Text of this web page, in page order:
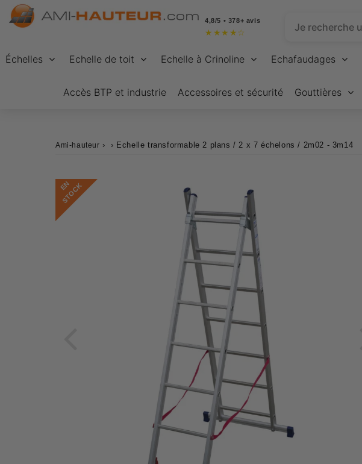
4,8/5 • 378+ avis
★ ★ ★ ★ ☆
Échelles Echelle de toit Echelle à Crinoline Echafaudages
Accès BTP et industrie Accessoires et sécurité Gouttières
Ami-hauteur › › Echelle transformable 2 plans / 2 x 7 échelons / 2m02 - 3m14
E
N
S
T
O
C
K